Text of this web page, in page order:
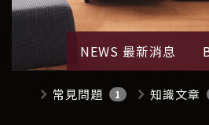
NEWS 最新消息
常見問題 1 知識文章